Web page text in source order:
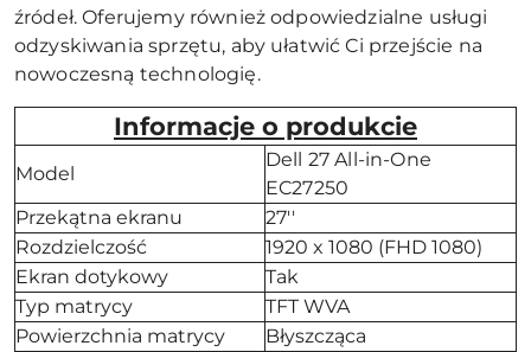
źródeł. Oferujemy również odpowiedzialne usługi
odzyskiwania sprzętu, aby ułatwić Ci przejście na
nowoczesną technologię.
Informacje o produkcie
Model
Dell 27 All-in-One
EC27250
Przekątna ekranu
27''
Rozdzielczość
1920 x 1080 (FHD 1080)
Ekran dotykowy
Tak
Typ matrycy
TFT WVA
Powierzchnia matrycy
Błyszcząca